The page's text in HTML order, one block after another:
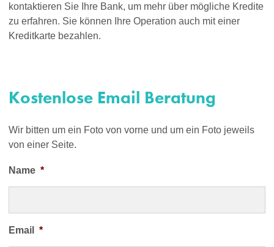
kontaktieren Sie Ihre Bank, um mehr über mögliche Kredite
zu erfahren. Sie können Ihre Operation auch mit einer
Kreditkarte bezahlen.
Kostenlose Email Beratung
Wir bitten um ein Foto von vorne und um ein Foto jeweils
von einer Seite.
Name *
Email *